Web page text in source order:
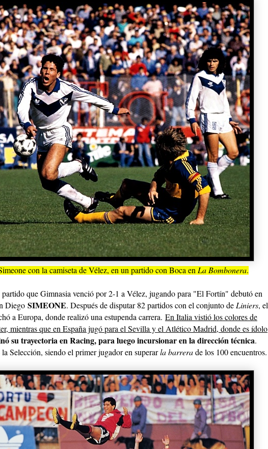
con la camiseta de Vélez, en un partido con Boca enLa Bombonera.
que Gimnasia venció por 2-1 a Vélez, jugando para "El Fortín" debutó en
Diego SIMEONE. Después de disputar 82 partidos con el conjunto de Liniers, el
a Europa, donde realizó una estupenda carrera. En Italia vistió los colores de
mientras que en España jugó para el Sevilla y el Atlético Madrid, donde es ídolo
su trayectoria en Racing, para luego incursionar en la dirección técnica.
la Selección, siendo el primer jugador en superarla barrerade los 100 encuentros.